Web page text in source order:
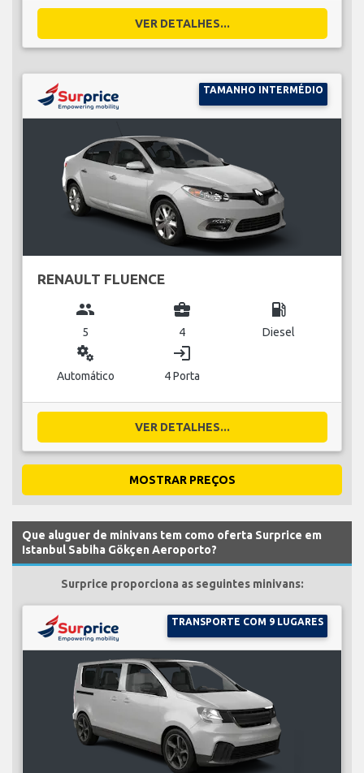
VER DETALHES...
TAMANHO INTERMÉDIO
RENAULT FLUENCE
group
5
business_center
4
local_gas_station
Diesel
miscellaneous_services
Automático
login
4 Porta
VER DETALHES...
MOSTRAR PREÇOS
Que aluguer de minivans tem como oferta Surprice em
Istanbul Sabiha Gökçen Aeroporto?
Surprice proporciona as seguintes minivans:
TRANSPORTE COM 9 LUGARES